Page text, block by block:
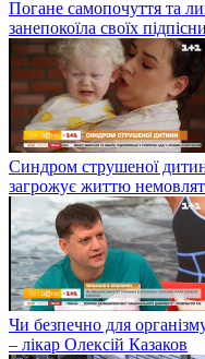
Погане самопочуття та
занепокоїла своїх
Синдром струшеної
загрожує життю
Чи безпечно для
– лікар Олексій Казаков